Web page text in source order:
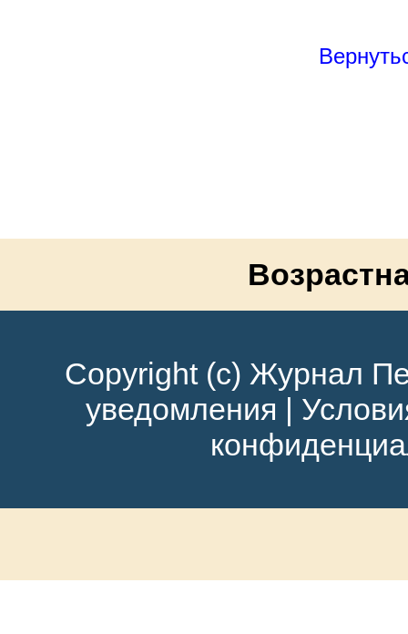
Copyright (c) Журнал
уведомления |